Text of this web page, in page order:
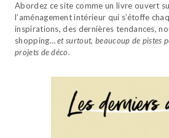
Abordez ce site comme un livre ouvert
l’aménagement intérieur qui s’étoffe
inspirations, des dernières tendances,
shopping…et surtout, beaucoup de pistes
projets de déco.